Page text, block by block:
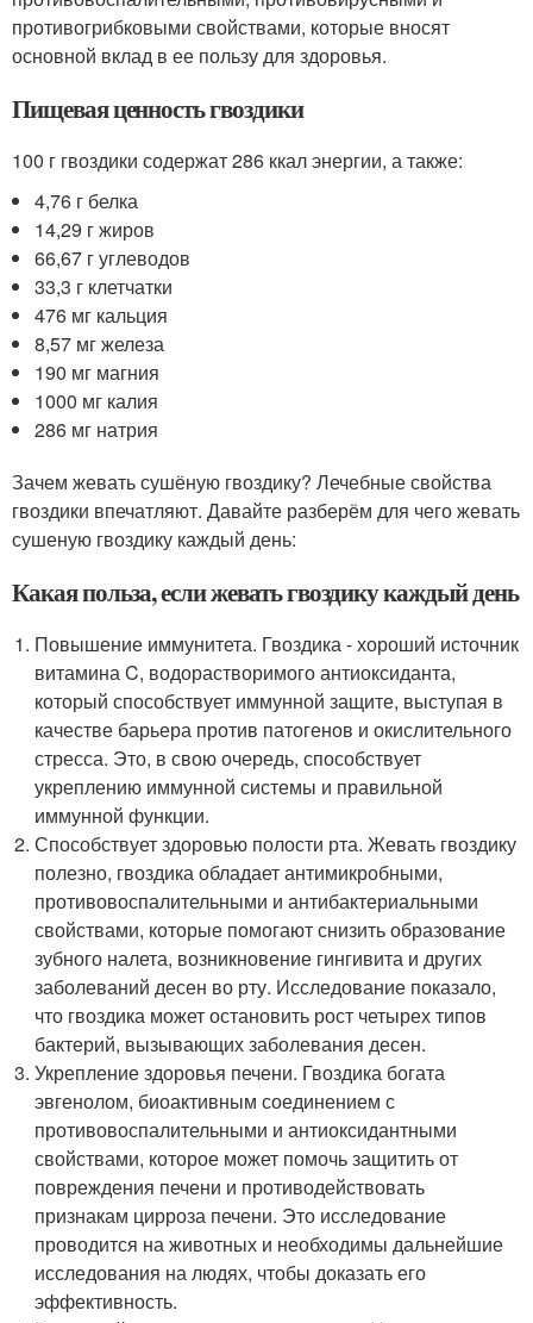
противогрибковыми свойствами, которые вносят
основной вклад в ее пользу для здоровья.
Пищевая ценность гвоздики
100 г гвоздики содержат 286 ккал энергии, а также:
4,76 г белка
14,29 г жиров
66,67 г углеводов
33,3 г клетчатки
476 мг кальция
8,57 мг железа
190 мг магния
1000 мг калия
286 мг натрия
Зачем жевать сушёную гвоздику? Лечебные свойства
гвоздики впечатляют. Давайте разберём для чего жевать
сушеную гвоздику каждый день:
Какая польза, если жевать гвоздику каждый день
Повышение иммунитета. Гвоздика - хороший источник
витамина C, водорастворимого антиоксиданта,
который способствует иммунной защите, выступая в
качестве барьера против патогенов и окислительного
стресса. Это, в свою очередь, способствует
укреплению иммунной системы и правильной
иммунной функции.
Способствует здоровью полости рта. Жевать гвоздику
полезно, гвоздика обладает антимикробными,
противовоспалительными и антибактериальными
свойствами, которые помогают снизить образование
зубного налета, возникновение гингивита и других
заболеваний десен во рту. Исследование показало,
что гвоздика может остановить рост четырех типов
бактерий, вызывающих заболевания десен.
Укрепление здоровья печени. Гвоздика богата
эвгенолом, биоактивным соединением с
противовоспалительными и антиоксидантными
свойствами, которое может помочь защитить от
повреждения печени и противодействовать
признакам цирроза печени. Это исследование
проводится на животных и необходимы дальнейшие
исследования на людях, чтобы доказать его
эффективность.